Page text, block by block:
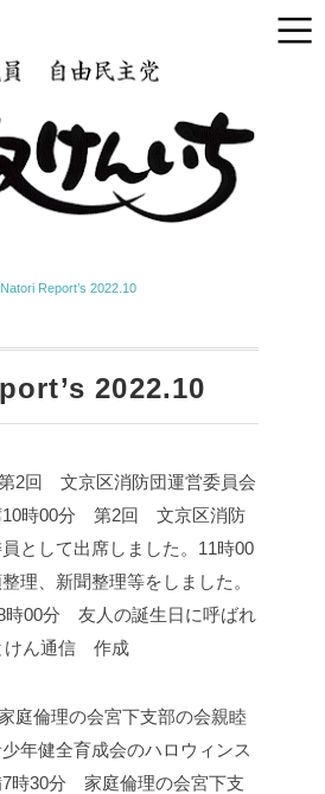
Natori Report’s 2022.10
2022.10
2回 文京区消防団運営委員会
10時00分 第2回 文京区消防
として出席しました。 11時00
理、新聞整理等をしました。
時00分 友人の誕生日に呼ばれ
けん通信 作成
庭倫理の会宮下支部の会親睦
年健全育成会のハロウィンス
7時30分 家庭倫理の会宮下支